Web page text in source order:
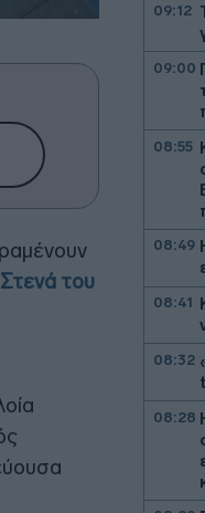
Στενά του
09:12
09:00
08:55
08:49
08:41
08:32
08:28